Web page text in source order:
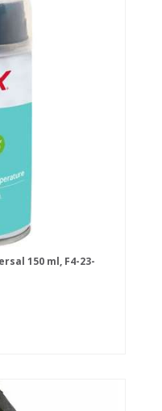
150 ml, F4-23-